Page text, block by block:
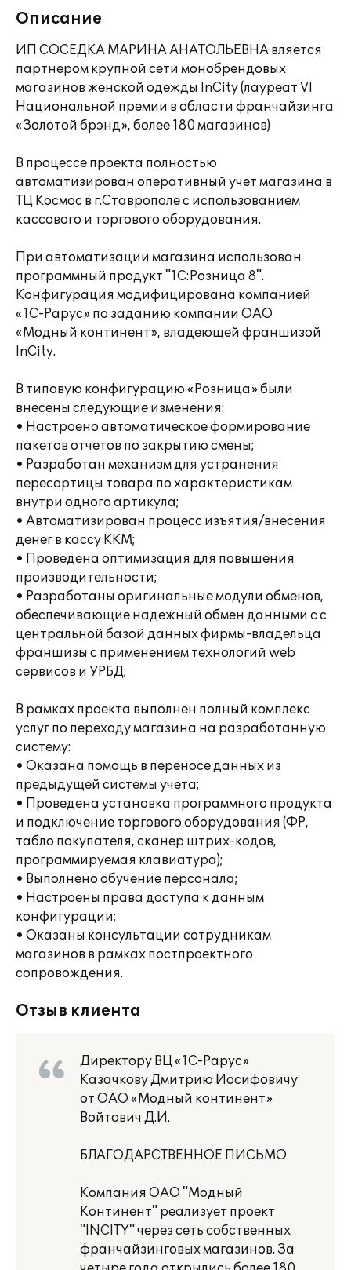
Описание
ИП СОСЕДКА МАРИНА АНАТОЛЬЕВНА вляется
партнером крупной сети монобрендовых
магазинов женской одежды InCity (лауреат VI
Национальной премии в области франчайзинга
«Золотой брэнд», более 180 магазинов)
В процессе проекта полностью
автоматизирован оперативный учет магазина в
ТЦ Космос в г.Ставрополе с использованием
кассового и торгового оборудования.
При автоматизации магазина использован
программный продукт "1С:Розница 8".
Конфигурация модифицирована компанией
«1С-Рарус» по заданию компании ОАО
«Модный континент», владеющей франшизой
InCity.
В типовую конфигурацию «Розница» были
внесены следующие изменения:
• Настроено автоматическое формирование
пакетов отчетов по закрытию смены;
• Разработан механизм для устранения
пересортицы товара по характеристикам
внутри одного артикула;
• Автоматизирован процесс изъятия/внесения
денег в кассу ККМ;
• Проведена оптимизация для повышения
производительности;
• Разработаны оригинальные модули обменов,
обеспечивающие надежный обмен данными с с
центральной базой данных фирмы-владельца
франшизы с применением технологий web
сервисов и УРБД;
В рамках проекта выполнен полный комплекс
услуг по переходу магазина на разработанную
систему:
• Оказана помощь в переносе данных из
предыдущей системы учета;
• Проведена установка программного продукта
и подключение торгового оборудования (ФР,
табло покупателя, сканер штрих-кодов,
программируемая клавиатура);
• Выполнено обучение персонала;
• Настроены права доступа к данным
конфигурации;
• Оказаны консультации сотрудникам
магазинов в рамках постпроектного
сопровождения.
Отзыв клиента
Директору ВЦ «1С-Рарус»
Казачкову Дмитрию Иосифовичу
от ОАО «Модный континент»
Войтович Д.И.
БЛАГОДАРСТВЕННОЕ ПИСЬМО
Компания ОАО "Модный
Континент" реализует проект
"INCITY" через сеть собственных
франчайзинговых магазинов. За